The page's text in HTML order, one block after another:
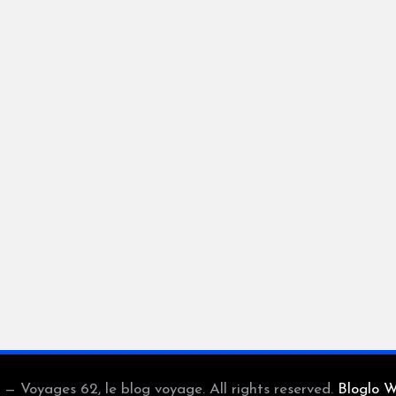
Voyages 62, le blog voyage. All rights reserved. Bloglo